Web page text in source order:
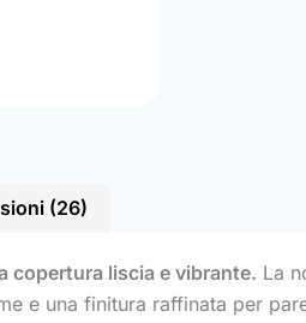
(26)
copertura liscia e vibrante. La
e una finitura raffinata per